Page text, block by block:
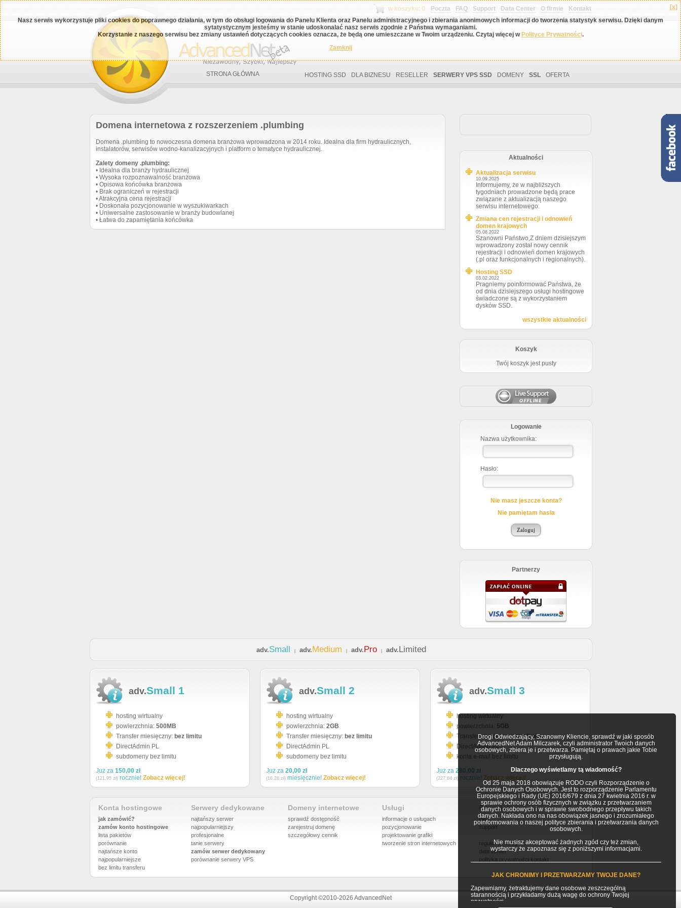
[x]
Nasz serwis wykorzystuje pliki cookies do poprawnego działania, w tym do obsługi logowania do Panelu Klienta oraz Panelu administracyjnego i zbierania anonimowych informacji do tworzenia statystyk serwisu. Dzięki danym
sytatystycznym jesteśmy w stanie udoskonalać nasz serwis zgodnie z Państwa wymaganiami.
Korzystanie z naszego serwisu bez zmiany ustawień dotyczących cookies oznacza, że będą one umieszczane w Twoim urządzeniu. Czytaj więcej w Polityce Prywatności.
Zamknij
Drogi Odwiedzający, Szanowny Kliencie, sprawdź w jaki sposób
AdvancedNet Adam Milczarek, czyli administrator Twoich danych
osobowych, zbiera je i przetwarza. Pamiętaj o prawach jakie Tobie
przysługują.
Dlaczego wyświetlamy tą wiadomość?
Od 25 maja 2018 obowiązuje RODO czyli Rozporządzenie o
Ochronie Danych Osobowych. Jest to rozporządzenie Parlamentu
Europejskiego i Rady (UE) 2016/679 z dnia 27 kwietnia 2016 r. w
sprawie ochrony osób fizycznych w związku z przetwarzaniem
danych osobowych i w sprawie swobodnego przepływu takich
danych. Nakłada ono na nas obowiązek jasnego i zrozumiałego
poinformowania o naszej polityce zbierania i przetwarzania danych
osobowych.
Nie musisz akceptować żadnych zgód czy też zmian,
wystarczy że zapoznasz się z poniższymi informacjami.
JAK CHRONIMY I PRZETWARZAMY TWOJE DANE?
Zapewniamy, żetraktujemy dane osobowe zeszczególną
starannością i przykładamy dużą wagę do ochrony Twojej
prywatności.
w koszyku: 0 Poczta FAQ Support Data Center O firmie Kontakt
STRONA GŁÓWNA HOSTING SSD DLA BIZNESU RESELLER SERWERY VPS SSD DOMENY SSL OFERTA
Aktualności
Aktualizacja serwisu
10.09.2025
Informujemy, że w najbliższych
tygodniach prowadzone będą prace
związane z aktualizacją naszego
serwisu internetowego.
Zmiana cen rejestracji i odnowień
domen krajowych
05.08.2022
Szanowni Państwo,Z dniem dzisiejszym
wprowadzony został nowy cennik
rejestracji i odnowień domen krajowych
(.pl oraz funkcjonalnych i regionalnych).
Hosting SSD
03.02.2022
Pragniemy poinformować Państwa, że
od dnia dzisiejszego usługi hostingowe
świadczone są z wykorzystaniem
dysków SSD.
wszystkie aktualności
Koszyk
Twój koszyk jest pusty
Logowanie
Nazwa użytkownika:
Hasło:
Nie masz jeszcze konta?
Nie pamiętam hasla
Partnerzy
Domena internetowa z rozszerzeniem .plumbing
Domena .plumbing to nowoczesna domena branżowa wprowadzona w 2014 roku. Idealna dla firm hydraulicznych,
instalatorów, serwisów wodno-kanalizacyjnych i platform o tematyce hydraulicznej.
Zalety domeny .plumbing:
• Idealna dla branży hydraulicznej
• Wysoka rozpoznawalność branżowa
• Opisowa końcówka branżowa
• Brak ograniczeń w rejestracji
• Atrakcyjna cena rejestracji
• Doskonała pozycjonowanie w wyszukiwarkach
• Uniwersalne zastosowanie w branży budowlanej
• Łatwa do zapamiętania końcówka
adv.Small adv.Medium adv.Pro adv.Limited
adv.Small 1
hosting wirtualny
powierzchnia: 500MB
Transfer miesięczny: bez limitu
DirectAdmin PL
subdomeny bez limitu
Już za 150,00 zł
(121,95 zł) rocznie! Zobacz więcej!
adv.Small 2
hosting wirtualny
powierzchnia: 2GB
Transfer miesięczny: bez limitu
DirectAdmin PL
subdomeny bez limitu
Już za 20,00 zł
(16,26 zł) miesięcznie! Zobacz więcej!
adv.Small 3
hosting wirtualny
powierzchnia: 5GB
Transfer miesięczny:bez limitu
DirectAdmin PL
konta e-mail bez limitu
Już za 280,00 zł
(227,64 zł) rocznie! Zobacz więcej!
Konta hostingowe
jak zamówić?
zamów konto hostingowe
lista pakietów
porównanie
najtańsze konto
najpopularniejsze
bez limitu transferu
Serwery dedykowane
najtańszy serwer
najpopularniejszy
profesjonalne
tanie serwery
zamów serwer dedykowany
porównanie serwery VPS
Domeny internetowe
sprawdź dostępność
zarejestruj domenę
szczegółowy cennik
Usługi
informacje o usługach
pozycjonowanie
projektowanie grafiki
tworzenie stron internetowych
Pozostałe
faq
support
regulamin usług
data center
polityka prywatności kontakt
Copyright ©2010-2026 AdvancedNet